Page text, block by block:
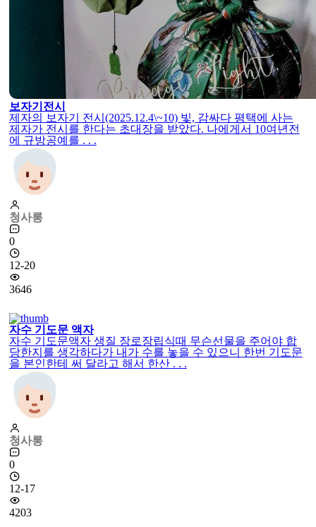
보자기전시
제자의 보자기 전시(2025.12.4\~10) 빛, 감싸다 평택에 사는
제자가 전시를 한다는 초대장을 받았다. 나에게서 10여년전
에 규방공예를 . . .
청사롱
0
12-20
3646
자수 기도문 액자
자수 기도문액자 생질 장로장립식때 무슨선물을 주어야 합
당한지를 생각하다가 내가 수를 놓을 수 있으니 한번 기도문
을 본인한테 써 달라고 해서 한산 . . .
청사롱
0
12-17
4203